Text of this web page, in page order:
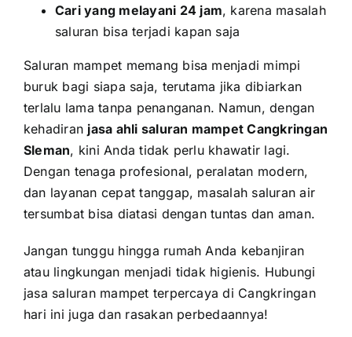
Cari yang melayani 24 jam, karena masalah
saluran bisa terjadi kapan saja
Saluran mampet memang bisa menjadi mimpi
buruk bagi siapa saja, terutama jika dibiarkan
terlalu lama tanpa penanganan. Namun, dengan
kehadiran jasa ahli saluran mampet Cangkringan
Sleman, kini Anda tidak perlu khawatir lagi.
Dengan tenaga profesional, peralatan modern,
dan layanan cepat tanggap, masalah saluran air
tersumbat bisa diatasi dengan tuntas dan aman.
Jangan tunggu hingga rumah Anda kebanjiran
atau lingkungan menjadi tidak higienis. Hubungi
jasa saluran mampet terpercaya di Cangkringan
hari ini juga dan rasakan perbedaannya!